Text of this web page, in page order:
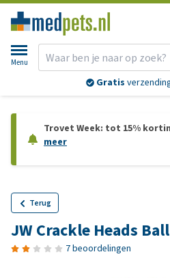
Menu
Gratis
Trovet Week: tot 15%
meer
Terug
JW Crackle Heads Ball
7 beoordelingen